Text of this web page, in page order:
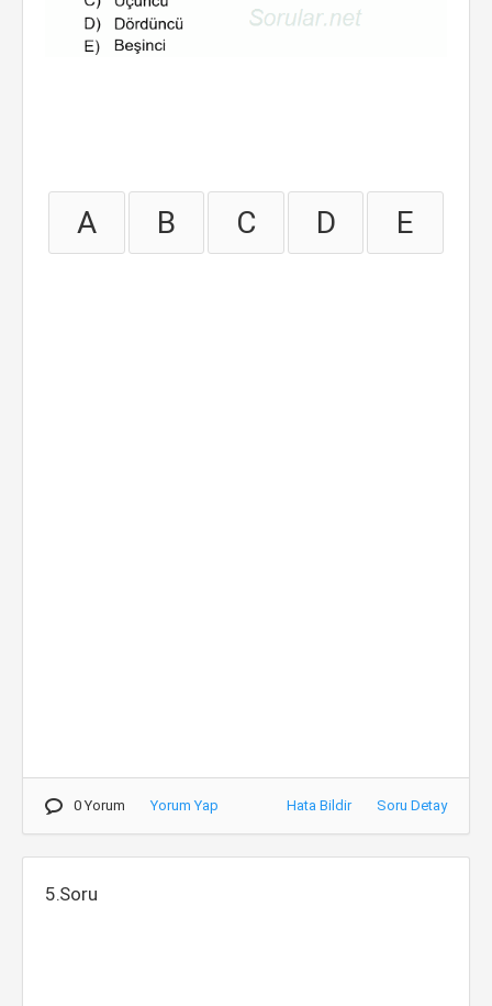
A B C D E
0 Yorum Yorum Yap Hata Bildir Soru Detay
5.Soru